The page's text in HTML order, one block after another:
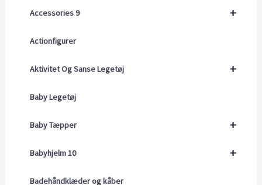
+
Accessories 9
Actionfigurer
+
Aktivitet Og Sanse Legetøj
Baby Legetøj
+
Baby Tæpper
+
Babyhjelm 10
Badehåndklæder og kåber